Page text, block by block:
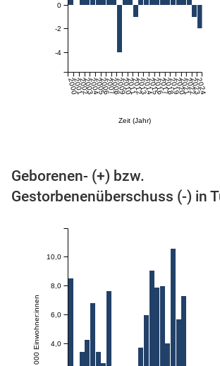
Zeit (Jahr)
200020012002200320042005200620072008200920102011201220132014201520162017201820192020202120222023
2024
-4
-2
0
Geborenen- (+) bzw.
Gestorbenenüberschuss (-) in
4,0
6,0
8,0
10,0